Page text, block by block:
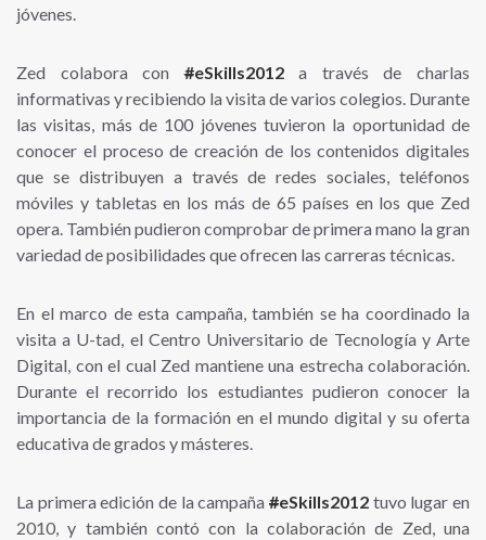
jóvenes.
Zed colabora con#eSkills2012a través de charlas
informativas y recibiendo la visita de varios colegios. Durante
las visitas, más de 100 jóvenes tuvieron la oportunidad de
conocer el proceso de creación de los contenidos digitales
que se distribuyen a través de redes sociales, teléfonos
móviles y tabletas en los más de 65 países en los que Zed
opera. También pudieron comprobar de primera mano la gran
variedad de posibilidades que ofrecen las carreras técnicas.
En el marco de esta campaña, también se ha coordinado la
visita a U-tad, el Centro Universitario de Tecnología y Arte
Digital, con el cual Zed mantiene una estrecha colaboración.
Durante el recorrido los estudiantes pudieron conocer la
importancia de la formación en el mundo digital y su oferta
educativa de grados y másteres.
La primera edición de la campaña #eSkills2012 tuvo lugar en
2010, y también contó con la colaboración de Zed, una